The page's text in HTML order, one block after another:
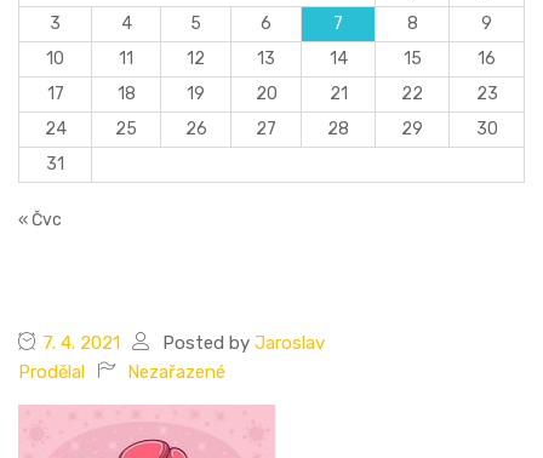
3
4 5 6 7 8
9
10
11 12 13 14 15
16
17
18 19 20 21 22
23
24
25 26 27 28 29
30
31
« Čvc
7. 4. 2021 Posted by Jaroslav
Prodělal
Nezařazené